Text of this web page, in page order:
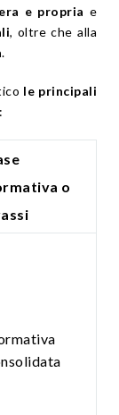
e propria e
, oltre che alla
.
le principali
o